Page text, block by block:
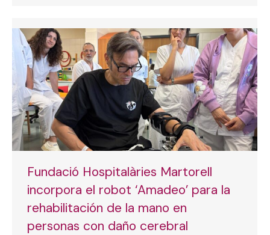
Fundació Hospitalàries Martorell
incorpora el robot ‘Amadeo’ para la
rehabilitación de la mano en
personas con daño cerebral